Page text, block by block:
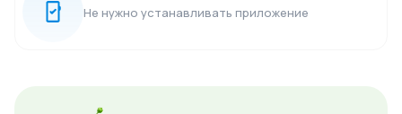
Не нужно устанавливать приложение